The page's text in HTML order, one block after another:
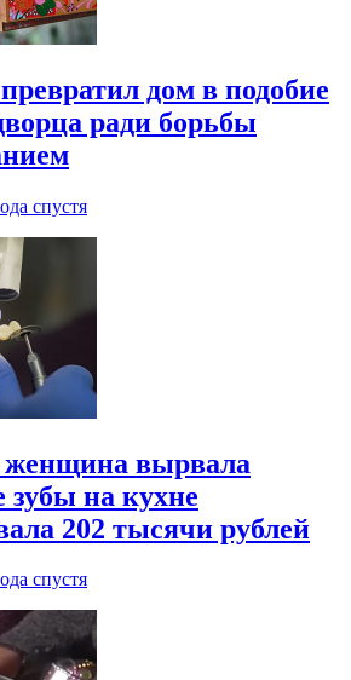
дом в подобие
ради борьбы
спустя
женщина вырвала
зубы на кухне
202 тысячи рублей
спустя